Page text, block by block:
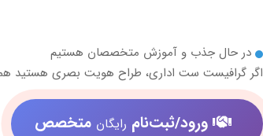
در حال جذب و آموزش متخصصان هستیم
اگر گرافیست ست اداری، طراح هویت بصری هستید
ورود/ثبت‌نام رایگان متخصص